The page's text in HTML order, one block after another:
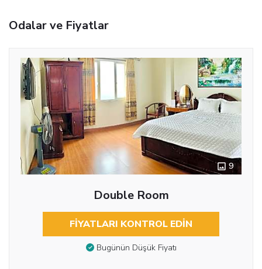
Odalar ve Fiyatlar
9
Double Room
FIYATLARI KONTROL EDIN
Bugünün Düşük Fiyatı